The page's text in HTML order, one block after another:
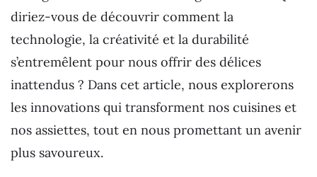
diriez-vous de découvrir comment la
technologie, la créativité et la durabilité
s’entremêlent pour nous offrir des délices
inattendus ? Dans cet article, nous explorerons
les innovations qui transforment nos cuisines et
nos assiettes, tout en nous promettant un avenir
plus savoureux.